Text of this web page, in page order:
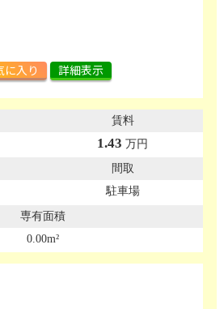
に入り 詳細表示
1.43 万円
駐車場
0.00m²